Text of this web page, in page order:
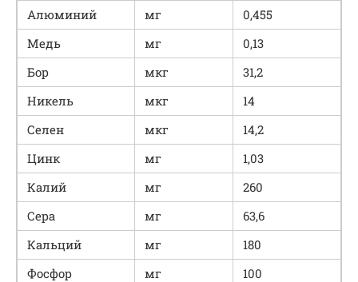
Алюминий
мг
0,455
Медь
мг
0,13
Бор
мкг
31,2
Никель
мкг
14
Селен
мкг
14,2
Цинк
мг
1,03
Калий
мг
260
Сера
мг
63,6
Кальций
мг
180
Фосфор
мг
100